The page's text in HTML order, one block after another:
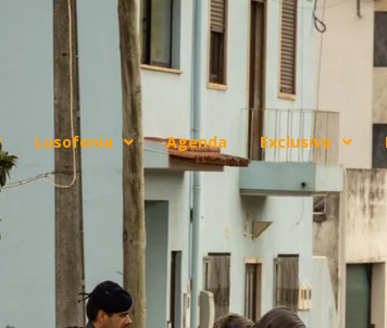
Lusofonia Agenda Exclusivo